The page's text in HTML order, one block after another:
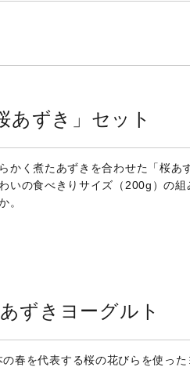
あずき」セット
かく煮たあずきを合わせた「桜あ
いの食べきりサイズ（200g）の
。
ずきヨーグルト
の春を代表する桜の花びらを使っ